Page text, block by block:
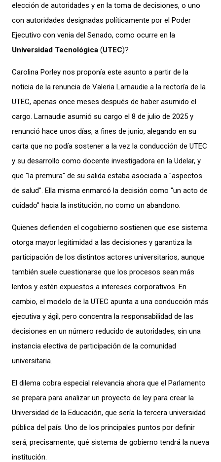
elección de autoridades y en la toma de decisiones, o uno
con autoridades designadas políticamente por el Poder
Ejecutivo con venia del Senado, como ocurre en la
Universidad Tecnológica (UTEC)?
Carolina Porley nos proponía este asunto a partir de la
noticia de la renuncia de Valeria Larnaudie a la rectoría de la
UTEC, apenas once meses después de haber asumido el
cargo. Larnaudie asumió su cargo el 8 de julio de 2025 y
renunció hace unos días, a fines de junio, alegando en su
carta que no podía sostener a la vez la conducción de UTEC
y su desarrollo como docente investigadora en la Udelar, y
que "la premura" de su salida estaba asociada a "aspectos
de salud". Ella misma enmarcó la decisión como "un acto de
cuidado" hacia la institución, no como un abandono.
Quienes defienden el cogobierno sostienen que ese sistema
otorga mayor legitimidad a las decisiones y garantiza la
participación de los distintos actores universitarios, aunque
también suele cuestionarse que los procesos sean más
lentos y estén expuestos a intereses corporativos. En
cambio, el modelo de la UTEC apunta a una conducción más
ejecutiva y ágil, pero concentra la responsabilidad de las
decisiones en un número reducido de autoridades, sin una
instancia electiva de participación de la comunidad
universitaria.
El dilema cobra especial relevancia ahora que el Parlamento
se prepara para analizar un proyecto de ley para crear la
Universidad de la Educación, que sería la tercera universidad
pública del país. Uno de los principales puntos por definir
será, precisamente, qué sistema de gobierno tendrá la nueva
institución.